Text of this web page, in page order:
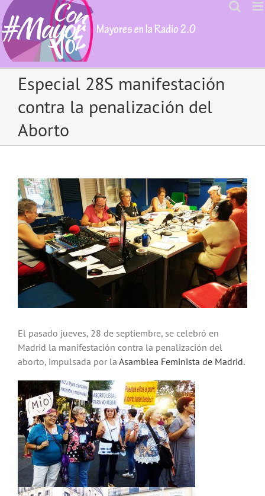
Skip
to
content
Especial 28S manifestación
contra la penalización del
Aborto
View
Larger
Image
El pasado jueves, 28 de septiembre, se celebró en
Madrid la manifestación contra la penalización del
aborto, impulsada por la Asamblea Feminista de Madrid.